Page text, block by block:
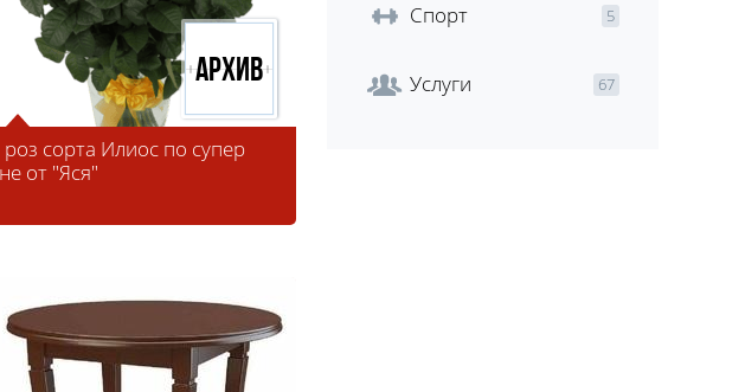
сорта Илиос по супер
от "Яся"
Архив
Спорт 5
Услуги 67